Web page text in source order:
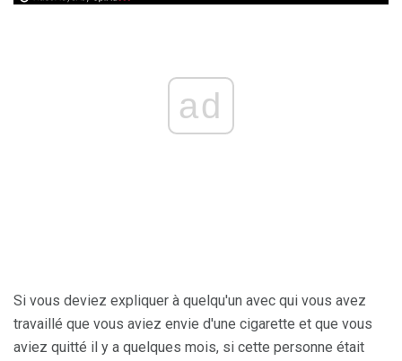
ad
Si vous deviez expliquer à quelqu'un avec qui vous avez
travaillé que vous aviez envie d'une cigarette et que vous
aviez quitté il y a quelques mois, si cette personne était